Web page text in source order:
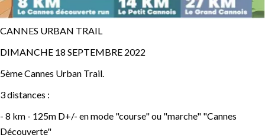
CANNES URBAN TRAIL
DIMANCHE 18 SEPTEMBRE 2022
5ème Cannes Urban Trail.
3 distances :
- 8 km - 125m D+/- en mode "course" ou "marche" "Cannes
Découverte"